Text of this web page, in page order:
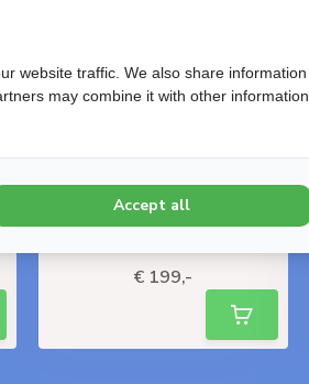
Adax Neo Hoog - Diverse
wattages - Kleur Wit
Deliverytime
€ 199,-
website traffic. We also share information
may combine it with other information
Accept all